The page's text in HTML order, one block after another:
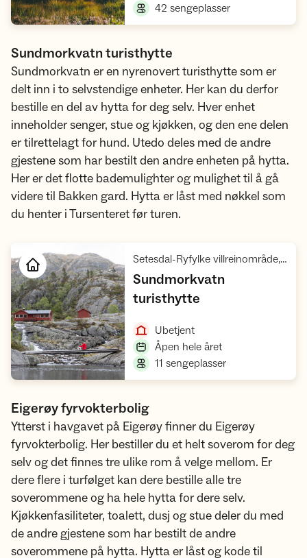
42 sengeplasser,
Sundmorkvatn turisthytte
Sundmorkvatn er en nyrenovert turisthytte som er
delt inn i to selvstendige enheter. Her kan du derfor
bestille en del av hytta for deg selv. Hver enhet
inneholder senger, stue og kjøkken, og den ene delen
er tilrettelagt for hund. Utedo deles med de andre
gjestene som har bestilt den andre enheten på hytta.
Her er det flotte bademulighter og mulighet til å gå
videre til Bakken gard. Hytta er låst med nøkkel som
du henter i Tursenteret før turen.
Setesdal-Ryfylke villreinområde, Ryfylke
Sundmorkvatn
turisthytte
Ubetjent,
Åpen hele året,
11 sengeplasser,
Eigerøy fyrvokterbolig
Ytterst i havgavet på Eigerøy finner du Eigerøy
fyrvokterbolig. Her bestiller du et helt soverom for deg
selv og det finnes tre ulike rom å velge mellom. Er
dere flere i turfølget kan dere bestille alle tre
soverommene og ha hele hytta for dere selv.
Kjøkkenfasiliteter, toalett, dusj og stue deler du med
de andre gjestene som har bestilt de andre
soverommene på hytta. Hytta er låst og kode til